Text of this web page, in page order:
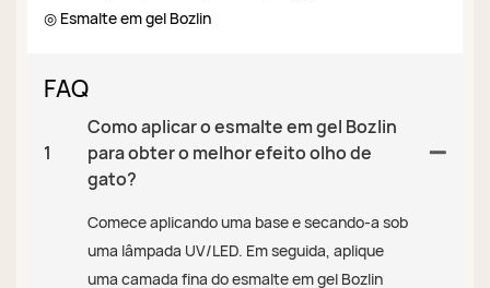
◎ Esmalte em gel Bozlin
FAQ
1
Como aplicar o esmalte em gel Bozlin
para obter o melhor efeito olho de
gato?
Comece aplicando uma base e secando-a sob
uma lâmpada UV/LED. Em seguida, aplique
uma camada fina do esmalte em gel Bozlin